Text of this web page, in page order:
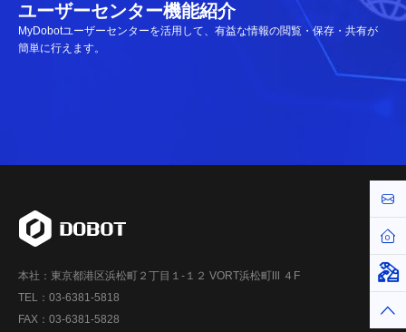
ユーザーセンター機能紹介
MyDobotユーザーセンターを活用して、有益な情報の閲覧・保存・共有が
簡単に行えます。
本社：東京都港区浜松町２丁目１-１２ VORT浜松町Ⅲ ４F
TEL：03-6381-5818
FAX：03-6381-5828
お
ホ
仮
ト